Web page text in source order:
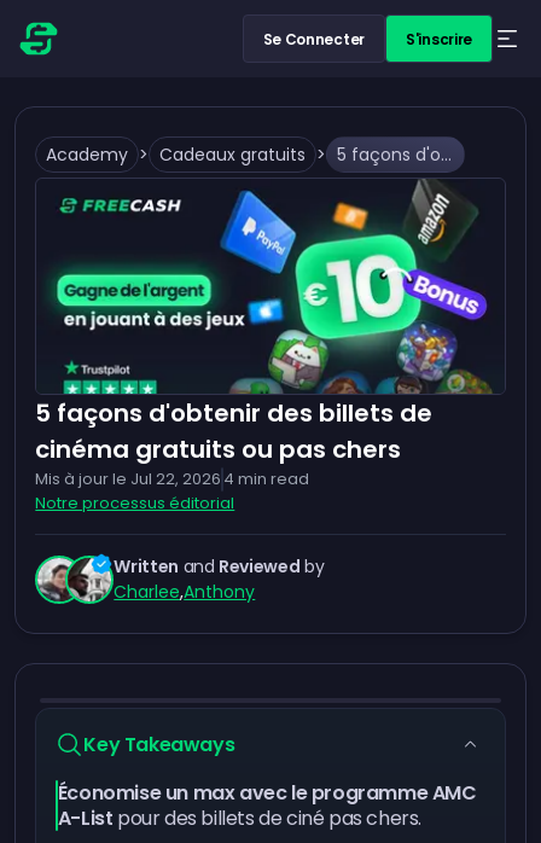
Se Connecter S'inscrire
Academy > Cadeaux gratuits > 5 façons d'obtenir des billets de cinéma gratuits ou pas chers
5 façons d'obtenir des billets de
cinéma gratuits ou pas chers
Mis à jour le Jul 22, 2026 4 min read
Notre processus éditorial
Written and Reviewed by
Charlee,Anthony
Key Takeaways
Économise un max avec le programme AMC
A-List pour des billets de ciné pas chers.